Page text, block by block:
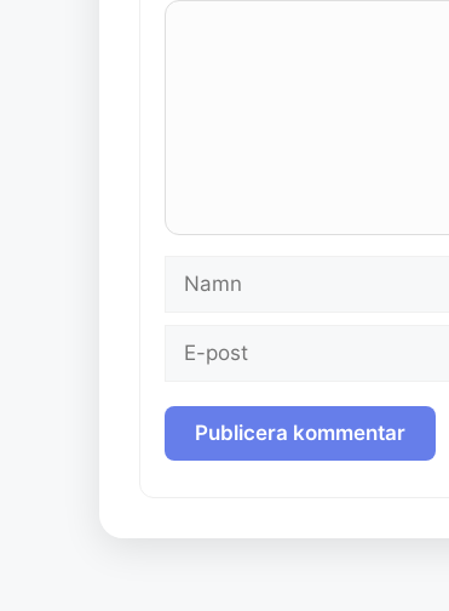
Kommentar
Namn